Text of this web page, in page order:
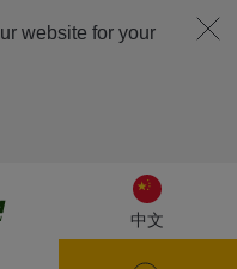
中文
website for your